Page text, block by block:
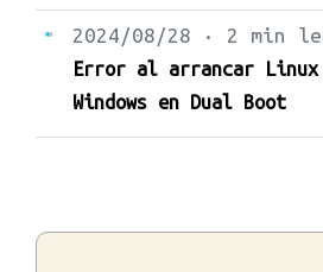
2024/08/28 · 2 min
Error al arrancar Linux
Windows en Dual Boot